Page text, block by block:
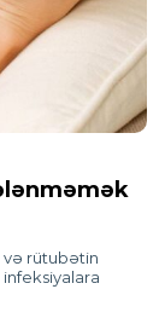
və rütubətin